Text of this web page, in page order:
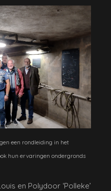
een rondleiding in het
hun ervaringen ondergronds
en Polydoor ‘Polleke’